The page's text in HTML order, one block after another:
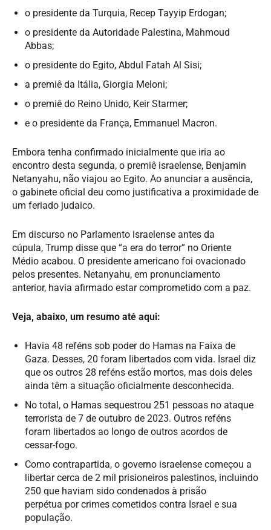
o presidente da Turquia, Recep Tayyip Erdogan;
o presidente da Autoridade Palestina, Mahmoud
Abbas;
o presidente do Egito, Abdul Fatah Al Sisi;
a premiê da Itália, Giorgia Meloni;
o premiê do Reino Unido, Keir Starmer;
e o presidente da França, Emmanuel Macron.
Embora tenha confirmado inicialmente que iria ao
encontro desta segunda, o premiê israelense, Benjamin
Netanyahu, não viajou ao Egito. Ao anunciar a ausência,
o gabinete oficial deu como justificativa a proximidade de
um feriado judaico.
Em discurso no Parlamento israelense antes da
cúpula, Trump disse que “a era do terror” no Oriente
Médio acabou. O presidente americano foi ovacionado
pelos presentes. Netanyahu, em pronunciamento
anterior, havia afirmado estar comprometido com a paz.
Veja, abaixo, um resumo até aqui:
Havia 48 reféns sob poder do Hamas na Faixa de
Gaza. Desses, 20 foram libertados com vida. Israel diz
que os outros 28 reféns estão mortos, mas dois deles
ainda têm a situação oficialmente desconhecida.
No total, o Hamas sequestrou 251 pessoas no ataque
terrorista de 7 de outubro de 2023. Outros reféns
foram libertados ao longo de outros acordos de
cessar-fogo.
Como contrapartida, o governo israelense começou a
libertar cerca de 2 mil prisioneiros palestinos, incluindo
250 que haviam sido condenados à prisão
perpétua por crimes cometidos contra Israel e sua
população.